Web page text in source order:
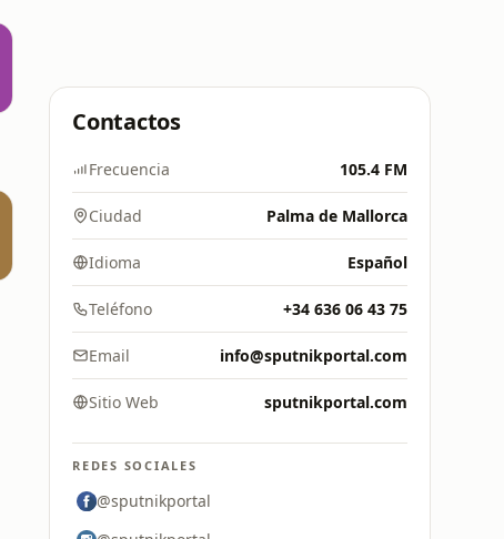
Contactos
Frecuencia 105.4 FM
Ciudad Palma de Mallorca
Idioma Español
Teléfono +34 636 06 43 75
Email info@sputnikportal.com
Sitio Web sputnikportal.com
REDES SOCIALES
@sputnikportal